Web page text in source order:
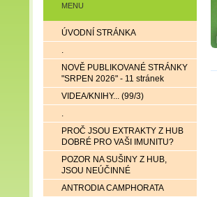
MENU
ÚVODNÍ STRÁNKA
.
NOVĚ PUBLIKOVANÉ STRÁNKY
"SRPEN 2026" - 11 stránek
VIDEA/KNIHY... (99/3)
.
PROČ JSOU EXTRAKTY Z HUB
DOBRÉ PRO VAŠI IMUNITU?
POZOR NA SUŠINY Z HUB,
JSOU NEÚČINNÉ
ANTRODIA CAMPHORATA